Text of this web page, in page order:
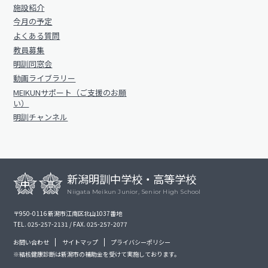
施設紹介
今月の予定
よくある質問
教員募集
明訓同窓会
動画ライブラリー
MEIKUNサポート（ご支援のお願
い）
明訓チャンネル
新潟明訓中学校・高等学校
Niigata Meikun Junior, Senior High School
〒950-0116 新潟市江南区北山1037番地
TEL. 025-257-2131 / FAX. 025-257-2077
お問い合わせ サイトマップ
プライバシーポリシー
※結核健康診断は新潟市の補助金を受けて実施しております。